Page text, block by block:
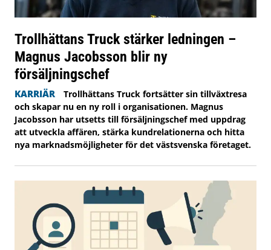
Trollhättans Truck stärker ledningen –
Magnus Jacobsson blir ny
försäljningschef
KARRIÄR
Trollhättans Truck fortsätter sin tillväxtresa
och skapar nu en ny roll i organisationen. Magnus
Jacobsson har utsetts till försäljningschef med uppdrag
att utveckla affären, stärka kundrelationerna och hitta
nya marknadsmöjligheter för det västsvenska företaget.